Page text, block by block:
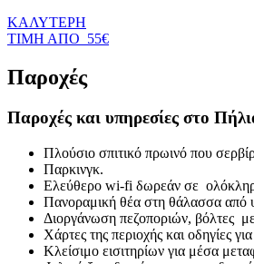
ΚΑΛΥΤΕΡΗ
ΤΙΜΗ ΑΠΟ 55€
Παροχές
Παροχές και υπηρεσίες στο
Πλούσιο σπιτικό πρωινό που
Παρκινγκ.
Ελεύθερο wi-fi δωρεάν σε
Πανοραμική θέα στη θάλασσα από
Διοργάνωση πεζοποριών, βόλτες
Χάρτες της περιοχής και οδηγίες
Κλείσιμο εισιτηρίων για μέσα